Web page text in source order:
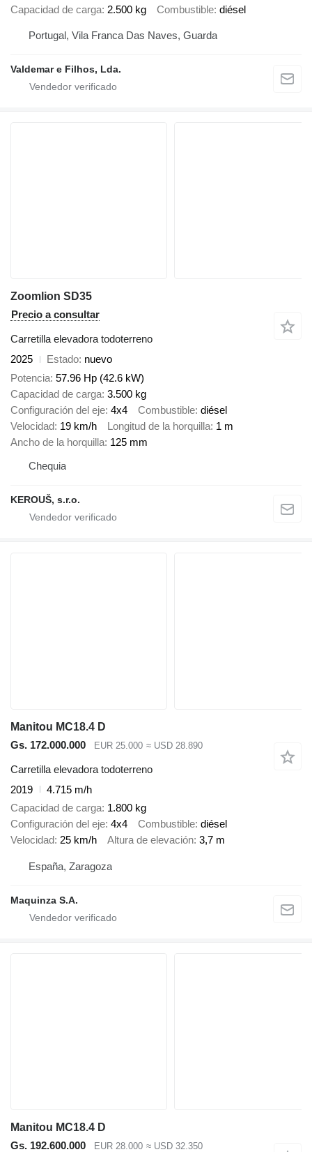
Capacidad de carga 2.500 kg Combustible diésel
Portugal, Vila Franca Das Naves, Guarda
Valdemar e Filhos, Lda.
Zoomlion SD35
Precio a consultar
Carretilla elevadora todoterreno
2025
Estado nuevo
Potencia 57.96 Hp (42.6 kW)
Capacidad de carga 3.500 kg
Configuración del eje 4x4 Combustible diésel
Velocidad 19 km/h Longitud de la horquilla 1 m
Ancho de la horquilla 125 mm
Chequia
KEROUŠ, s.r.o.
Manitou MC18.4 D
Gs. 172.000.000
EUR 25.000 ≈ USD 28.890
Carretilla elevadora todoterreno
2019
4.715 m/h
Capacidad de carga 1.800 kg
Configuración del eje 4x4 Combustible diésel
Velocidad 25 km/h Altura de elevación 3,7 m
España, Zaragoza
Maquinza S.A.
Manitou MC18.4 D
Gs. 192.600.000
EUR 28.000 ≈ USD 32.350